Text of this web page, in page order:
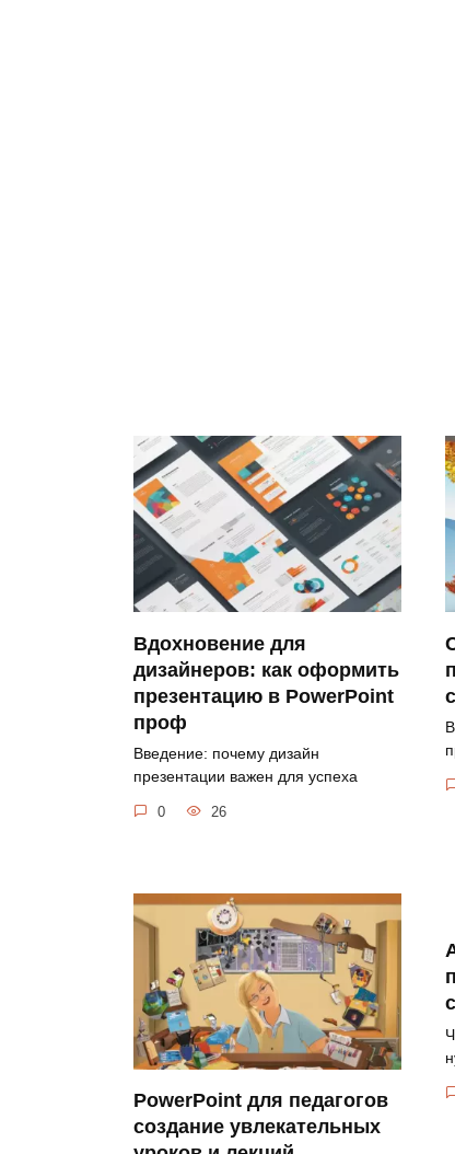
Вдохновение для
дизайнеров: как оформить
презентацию в PowerPoint
проф
Введение: почему дизайн
презентации важен для успеха
0 26
PowerPoint для педагогов
создание увлекательных